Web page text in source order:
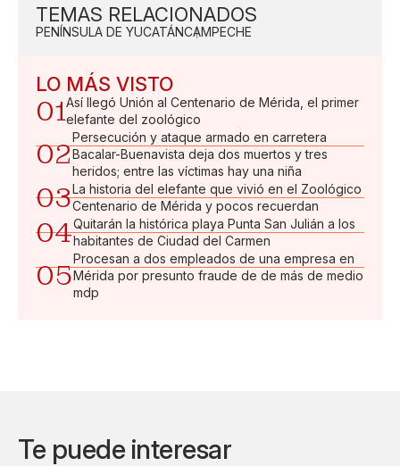
TEMAS RELACIONADOS
PENÍNSULA DE YUCATÁNCAMPECHE
LO MÁS VISTO
01Así llegó Unión al Centenario de Mérida, el primer
elefante del zoológico
02
Persecución y ataque armado en carretera
Bacalar-Buenavista deja dos muertos y tres
heridos; entre las víctimas hay una niña
03La historia del elefante que vivió en el Zoológico
Centenario de Mérida y pocos recuerdan
04Quitarán la histórica playa Punta San Julián a los
habitantes de Ciudad del Carmen
05
Procesan a dos empleados de una empresa en
Mérida por presunto fraude de de más de medio
mdp
Te puede interesar